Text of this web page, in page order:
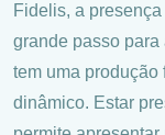
Fidelis, a
grande passo
tem uma produção
dinâmico. Estar